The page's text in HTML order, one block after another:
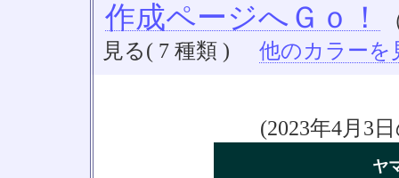
作成ページへＧｏ！
見る( 7 種類 )
他のカラーを
(2023年4月3
ヤ